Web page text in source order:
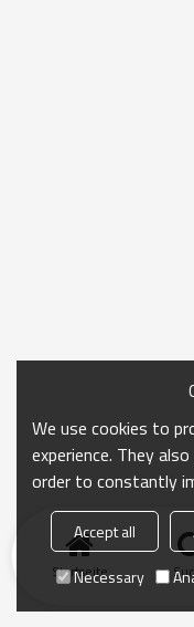
Startseite
We use cookies to
experience. They
order to constantly
Accept all
Necessary